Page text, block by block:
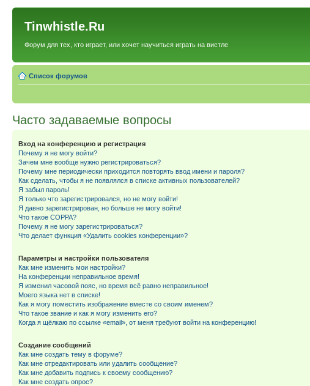
Tinwhistle.Ru
Форум для тех, кто играет, или хочет научиться играть на вистле
Список форумов
Часто задаваемые вопросы
Вход на конференцию и регистрация
Почему я не могу войти?
Зачем мне вообще нужно регистрироваться?
Почему мне периодически приходится повторять ввод имени и пароля?
Как сделать, чтобы я не появлялся в списке активных пользователей?
Я забыл пароль!
Я только что зарегистрировался, но не могу войти!
Я давно зарегистрирован, но больше не могу войти!
Что такое COPPA?
Почему я не могу зарегистрироваться?
Что делает функция «Удалить cookies конференции»?
Параметры и настройки пользователя
Как мне изменить мои настройки?
На конференции неправильное время!
Я изменил часовой пояс, но время всё равно неправильное!
Моего языка нет в списке!
Как я могу поместить изображение вместе со своим именем?
Что такое звание и как я могу изменить его?
Когда я щёлкаю по ссылке «email», от меня требуют войти на конференцию!
Создание сообщений
Как мне создать тему в форуме?
Как мне отредактировать или удалить сообщение?
Как мне добавить подпись к своему сообщению?
Как мне создать опрос?